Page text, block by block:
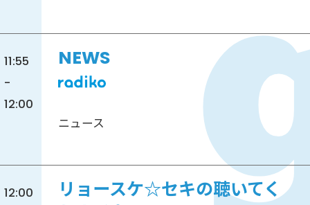
11:55
-
12:00
NEWS
ニュース
12:00
リョースケ☆セキの聴いてく